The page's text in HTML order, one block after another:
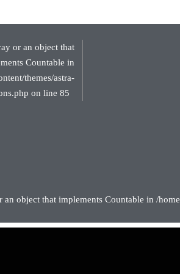
or an object that
Countable in
themes/astra-
on line 85
an object that implements Countable in /